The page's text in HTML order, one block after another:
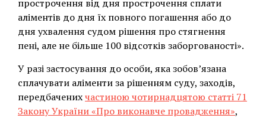
прострочення від дня прострочення сплати
аліментів до дня їх повного погашення або до
дня ухвалення судом рішення про стягнення
пені, але не більше 100 відсотків заборгованості».
У разі застосування до особи, яка зобов’язана
сплачувати аліменти за рішенням суду, заходів,
передбаченихчастиною чотирнадцятою статті 71
Закону України «Про виконавче провадження»,